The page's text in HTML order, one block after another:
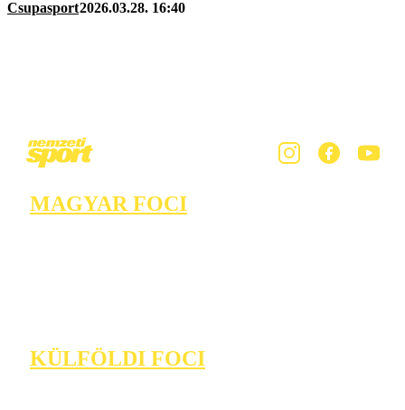
Csupasport2026.03.28. 16:40
MAGYAR FOCI
KÜLFÖLDI FOCI